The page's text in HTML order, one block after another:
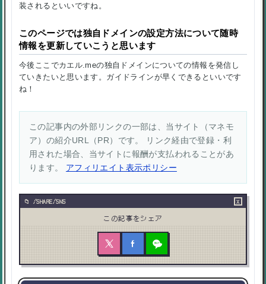
装されるといいですね。
このページでは独自ドメインの設定方法について随時
情報を更新していこうと思います
今後ここでカエル.meの独自ドメインについての情報を発信し
ていきたいと思います。ガイドラインが早くできるといいです
ね！
この記事内の外部リンクの一部は、当サイト（マネモ
ア）の紹介URL（PR）です。 リンク経由で登録・利
用された場合、当サイトに報酬が支払われることがあ
ります。 アフィリエイト表示ポリシー
/SHARE/SNS ×
この記事をシェア